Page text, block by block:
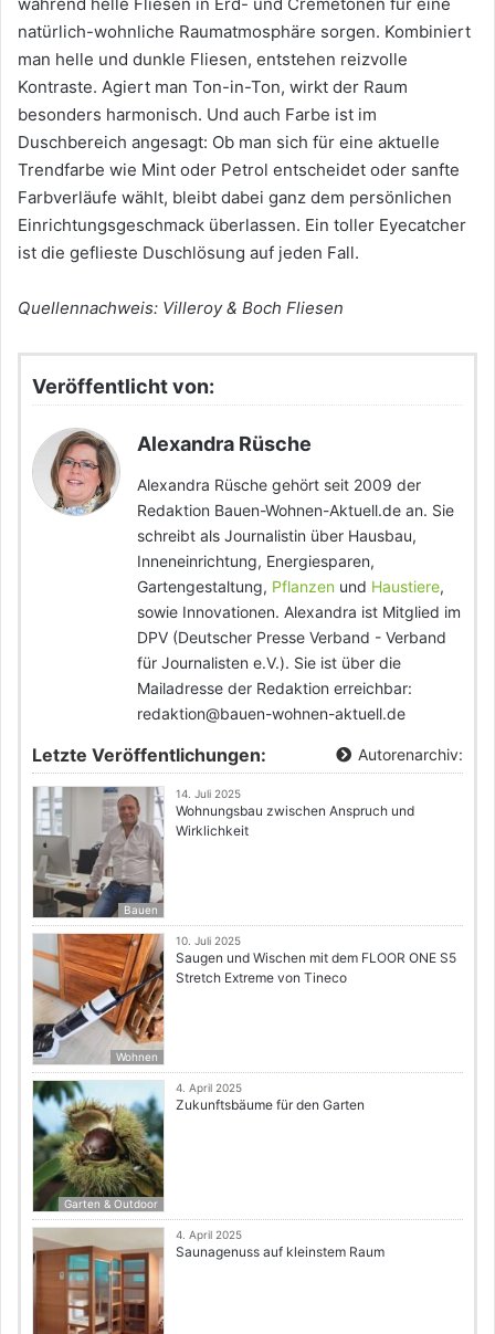
während helle Fliesen in Erd- und Cremetönen für eine
natürlich-wohnliche Raumatmosphäre sorgen. Kombiniert
man helle und dunkle Fliesen, entstehen reizvolle
Kontraste. Agiert man Ton-in-Ton, wirkt der Raum
besonders harmonisch. Und auch Farbe ist im
Duschbereich angesagt: Ob man sich für eine aktuelle
Trendfarbe wie Mint oder Petrol entscheidet oder sanfte
Farbverläufe wählt, bleibt dabei ganz dem persönlichen
Einrichtungsgeschmack überlassen. Ein toller Eyecatcher
ist die geflieste Duschlösung auf jeden Fall.
Quellennachweis: Villeroy & Boch Fliesen
Veröffentlicht von:
Alexandra Rüsche
Alexandra Rüsche gehört seit 2009 der
Redaktion Bauen-Wohnen-Aktuell.de an. Sie
schreibt als Journalistin über Hausbau,
Inneneinrichtung, Energiesparen,
Gartengestaltung, Pflanzen und Haustiere,
sowie Innovationen. Alexandra ist Mitglied im
DPV (Deutscher Presse Verband - Verband
für Journalisten e.V.). Sie ist über die
Mailadresse der Redaktion erreichbar:
redaktion@bauen-wohnen-aktuell.de
Letzte Veröffentlichungen: Autorenarchiv:
Bauen
14. Juli 2025
Wohnungsbau zwischen Anspruch und
Wirklichkeit
Wohnen
10. Juli 2025
Saugen und Wischen mit dem FLOOR ONE S5
Stretch Extreme von Tineco
Garten & Outdoor
4. April 2025
Zukunftsbäume für den Garten
4. April 2025
Saunagenuss auf kleinstem Raum